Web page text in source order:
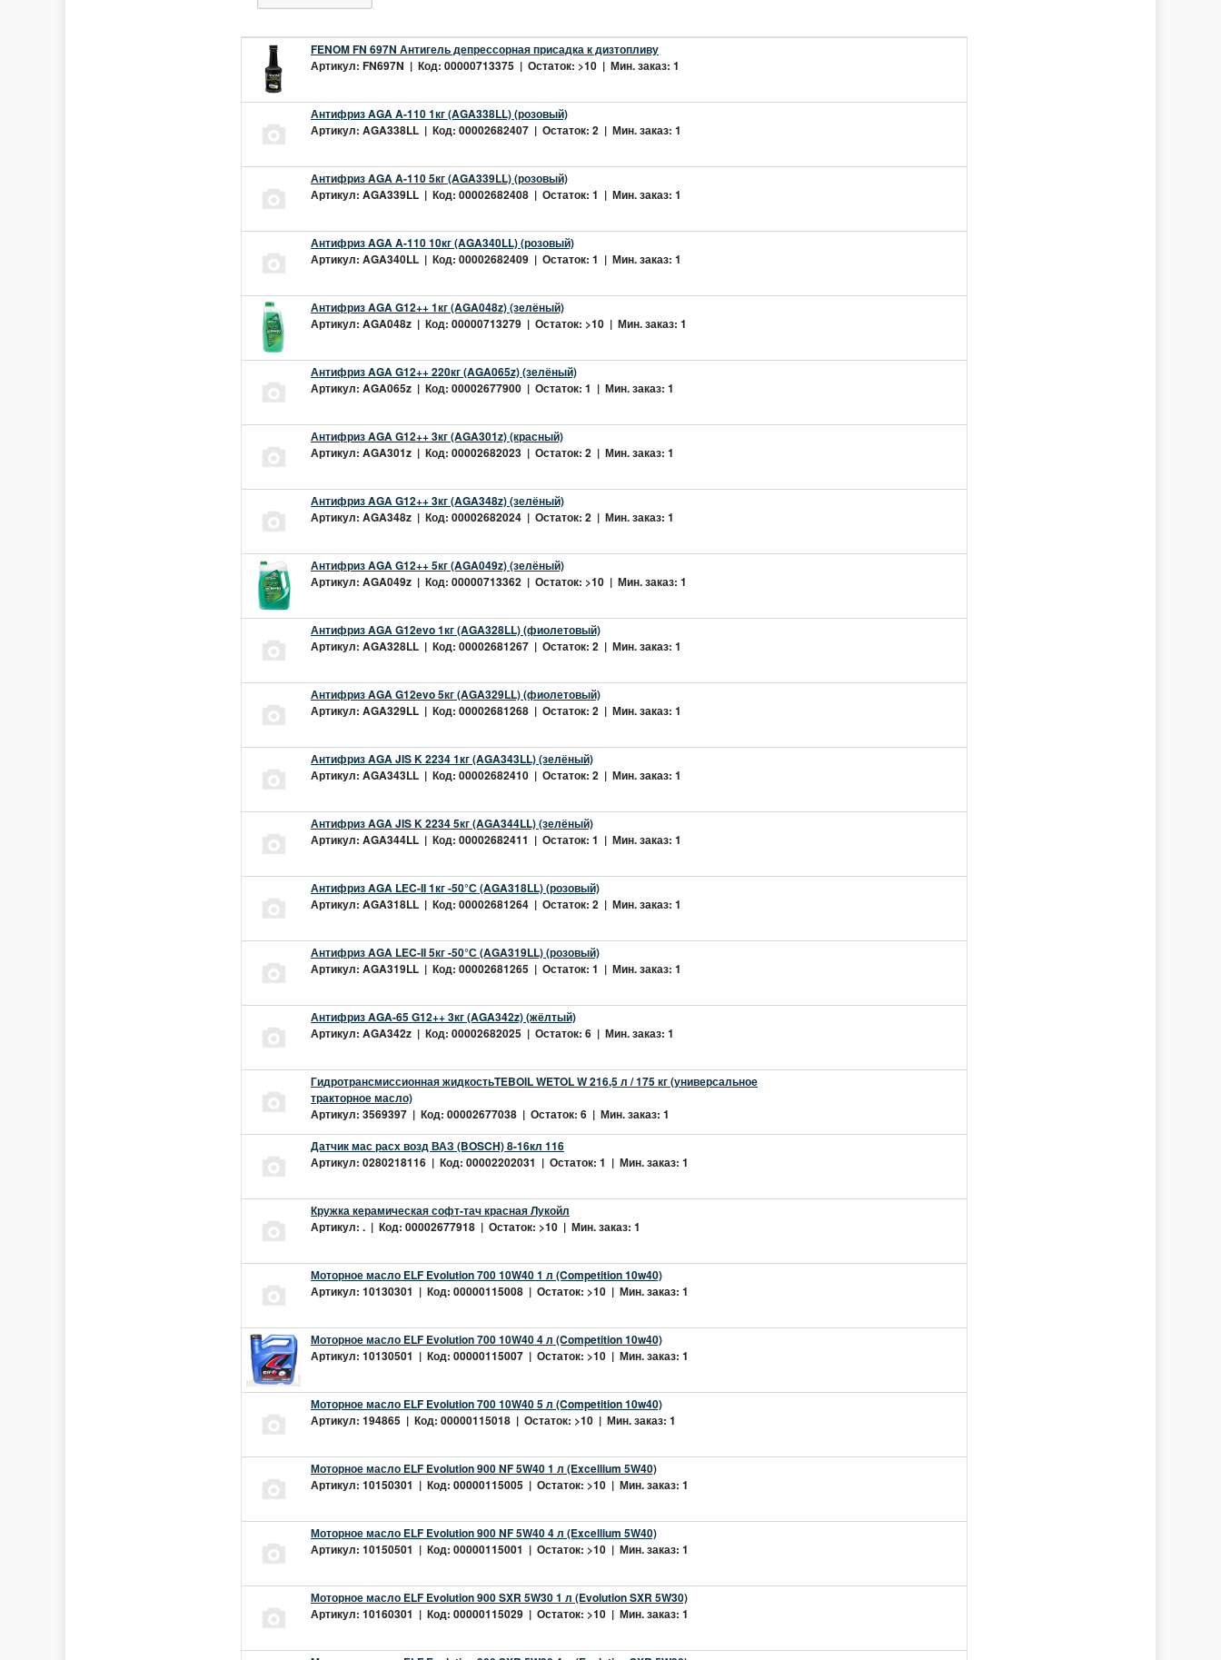
FENOM FN 697N Антигель депрессорная присадка к дизтопливу
Артикул: FN697N | Код: 00000713375 | Остаток: >10 | Мин. заказ: 1
Антифриз AGA A-110 1кг (AGA338LL) (розовый)
Артикул: AGA338LL | Код: 00002682407 | Остаток: 2 | Мин. заказ: 1
Антифриз AGA A-110 5кг (AGA339LL) (розовый)
Артикул: AGA339LL | Код: 00002682408 | Остаток: 1 | Мин. заказ: 1
Антифриз AGA A-110 10кг (AGA340LL) (розовый)
Артикул: AGA340LL | Код: 00002682409 | Остаток: 1 | Мин. заказ: 1
Антифриз AGA G12++ 1кг (AGA048z) (зелёный)
Артикул: AGA048z | Код: 00000713279 | Остаток: >10 | Мин. заказ: 1
Антифриз AGA G12++ 220кг (AGA065z) (зелёный)
Артикул: AGA065z | Код: 00002677900 | Остаток: 1 | Мин. заказ: 1
Антифриз AGA G12++ 3кг (AGA301z) (красный)
Артикул: AGA301z | Код: 00002682023 | Остаток: 2 | Мин. заказ: 1
Антифриз AGA G12++ 3кг (AGA348z) (зелёный)
Артикул: AGA348z | Код: 00002682024 | Остаток: 2 | Мин. заказ: 1
Антифриз AGA G12++ 5кг (AGA049z) (зелёный)
Артикул: AGA049z | Код: 00000713362 | Остаток: >10 | Мин. заказ: 1
Антифриз AGA G12evo 1кг (AGA328LL) (фиолетовый)
Артикул: AGA328LL | Код: 00002681267 | Остаток: 2 | Мин. заказ: 1
Антифриз AGA G12evo 5кг (AGA329LL) (фиолетовый)
Артикул: AGA329LL | Код: 00002681268 | Остаток: 2 | Мин. заказ: 1
Антифриз AGA JIS K 2234 1кг (AGA343LL) (зелёный)
Артикул: AGA343LL | Код: 00002682410 | Остаток: 2 | Мин. заказ: 1
Антифриз AGA JIS K 2234 5кг (AGA344LL) (зелёный)
Артикул: AGA344LL | Код: 00002682411 | Остаток: 1 | Мин. заказ: 1
Антифриз AGA LEC-II 1кг -50°С (AGA318LL) (розовый)
Артикул: AGA318LL | Код: 00002681264 | Остаток: 2 | Мин. заказ: 1
Антифриз AGA LEC-II 5кг -50°С (AGA319LL) (розовый)
Артикул: AGA319LL | Код: 00002681265 | Остаток: 1 | Мин. заказ: 1
Антифриз AGA-65 G12++ 3кг (AGA342z) (жёлтый)
Артикул: AGA342z | Код: 00002682025 | Остаток: 6 | Мин. заказ: 1
Гидротрансмиссионная жидкостьTEBOIL WETOL W 216,5 л / 175 кг (универсальное
тракторное масло)
Артикул: 3569397 | Код: 00002677038 | Остаток: 6 | Мин. заказ: 1
Датчик мас расх возд ВАЗ (BOSCH) 8-16кл 116
Артикул: 0280218116 | Код: 00002202031 | Остаток: 1 | Мин. заказ: 1
Кружка керамическая софт-тач красная Лукойл
Артикул: . | Код: 00002677918 | Остаток: >10 | Мин. заказ: 1
Моторное масло ELF Evolution 700 10W40 1 л (Competition 10w40)
Артикул: 10130301 | Код: 00000115008 | Остаток: >10 | Мин. заказ: 1
Моторное масло ELF Evolution 700 10W40 4 л (Competition 10w40)
Артикул: 10130501 | Код: 00000115007 | Остаток: >10 | Мин. заказ: 1
Моторное масло ELF Evolution 700 10W40 5 л (Competition 10w40)
Артикул: 194865 | Код: 00000115018 | Остаток: >10 | Мин. заказ: 1
Моторное масло ELF Evolution 900 NF 5W40 1 л (Excellium 5W40)
Артикул: 10150301 | Код: 00000115005 | Остаток: >10 | Мин. заказ: 1
Моторное масло ELF Evolution 900 NF 5W40 4 л (Excellium 5W40)
Артикул: 10150501 | Код: 00000115001 | Остаток: >10 | Мин. заказ: 1
Моторное масло ELF Evolution 900 SXR 5W30 1 л (Evolution SXR 5W30)
Артикул: 10160301 | Код: 00000115029 | Остаток: >10 | Мин. заказ: 1